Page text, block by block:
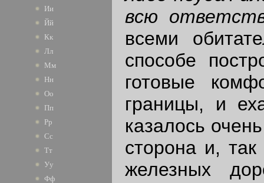
Ии
Йй
Кк
Лл
Мм
Нн
Оо
Пп
Рр
Сс
Тт
Уу
Фф
всю
всеми
способе
готовые
границы, и
казалось
сторона и,
железных